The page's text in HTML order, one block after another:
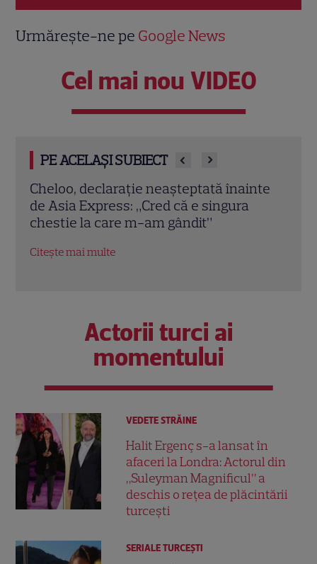
Urmărește-ne pe Google News
Cel mai nou VIDEO
PE ACELAȘI SUBIECT
Amendă de 4 milioane de euro pentru
PRO TV. Compania anunță că va
contesta decizia Consiliului Concurenței
Citește mai multe
Actorii turci ai
momentului
VEDETE STRĂINE
Halit Ergenç s-a lansat în
afaceri la Londra: Actorul din
„Suleyman Magnificul” a
deschis o rețea de plăcintării
turcești
SERIALE TURCEŞTI